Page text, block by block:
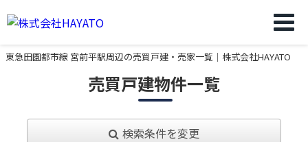
東急田園都市線 宮前平駅周辺の売買戸建・売家一覧｜株式会社HAYATO
売買戸建物件一覧
検索条件を変更